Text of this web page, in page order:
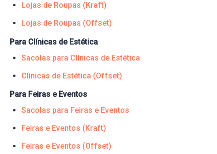
Lojas de Roupas (Kraft)
Lojas de Roupas (Offset)
Para Clínicas de Estética
Sacolas para Clínicas de Estética
Clínicas de Estética (Offset)
Para Feiras e Eventos
Sacolas para Feiras e Eventos
Feiras e Eventos (Kraft)
Feiras e Eventos (Offset)